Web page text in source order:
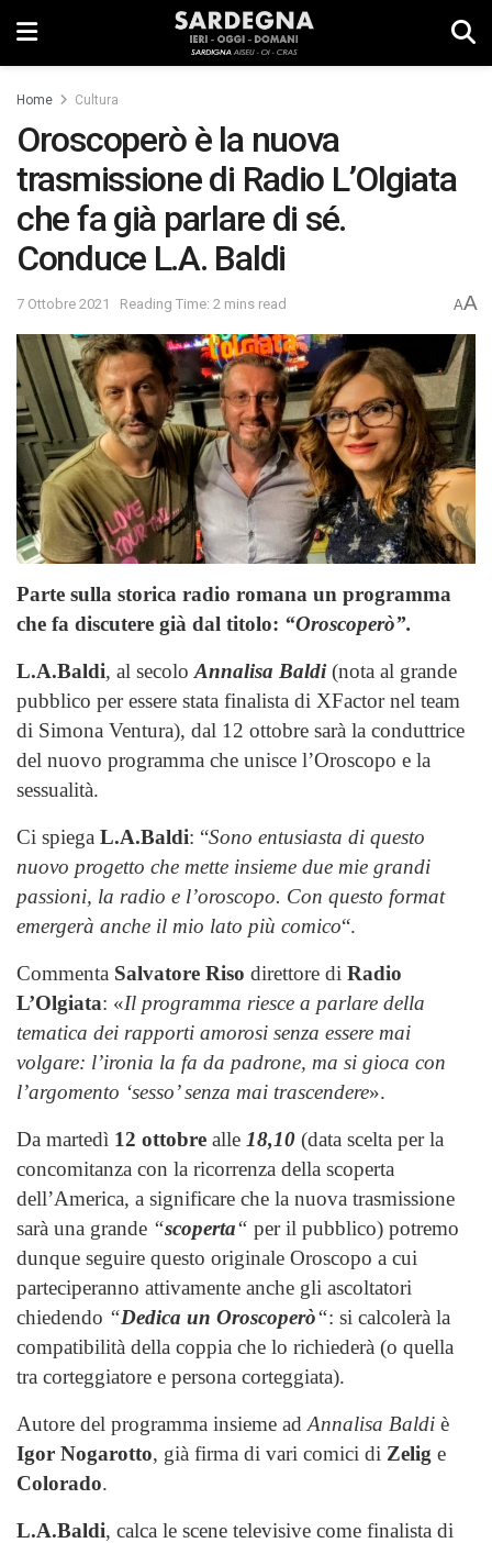
Home Cultura
Oroscoperò è la nuova
trasmissione di Radio L’Olgiata
che fa già parlare di sé.
Conduce L.A. Baldi
7 Ottobre 2021 Reading Time: 2 mins read AA
Parte sulla storica radio romana un programma
che fa discutere già dal titolo: “Oroscoperò”.
L.A.Baldi, al secolo Annalisa Baldi(nota al grande
pubblico per essere stata finalista di XFactor nel team
di Simona Ventura), dal 12 ottobre sarà la conduttrice
del nuovo programma che unisce l’Oroscopo e la
sessualità.
Ci spiega L.A.Baldi: “Sono entusiasta di questo
nuovo progetto che mette insieme due mie grandi
passioni, la radio e l’oroscopo. Con questo format
emergerà anche il mio lato più comico“.
Commenta Salvatore Riso direttore di Radio
L’Olgiata: «Il programma riesce a parlare della
tematica dei rapporti amorosi senza essere mai
volgare: l’ironia la fa da padrone, ma si gioca con
l’argomento ‘sesso’ senza mai trascendere».
Da martedì 12 ottobre alle 18,10 (data scelta per la
concomitanza con la ricorrenza della scoperta
dell’America, a significare che la nuova trasmissione
sarà una grande “scoperta“ per il pubblico) potremo
dunque seguire questo originale Oroscopo a cui
parteciperanno attivamente anche gli ascoltatori
chiedendo “Dedica un Oroscoperò“: si calcolerà la
compatibilità della coppia che lo richiederà (o quella
tra corteggiatore e persona corteggiata).
Autore del programma insieme ad Annalisa Baldi è
Igor Nogarotto, già firma di vari comici di Zelig e
Colorado.
L.A.Baldi, calca le scene televisive come finalista di